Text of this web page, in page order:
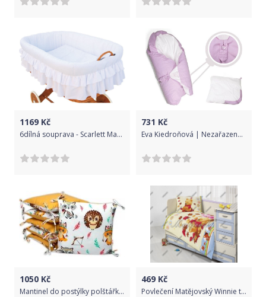
1169 Kč
6dílná souprava - Scarlett Martin do proutěného koše - bílá
731 Kč
Eva Kiedroňová | Nezařazeno | Povlak růžový s puntíky na zavinovačku Dráček | Růžová |
1050 Kč
Mantinel do postýlky polštářkový bavlna - INDIÁNSKÝ JEŽEK A LIŠKA se žlutou - BabyNellys
469 Kč
Povlečení Matějovský Winnie the Pooh autumn 135x100 cm